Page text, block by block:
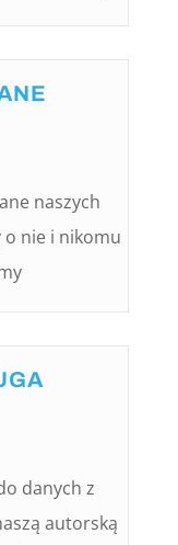
naszych
o nie i nikomu
danych z
autorską